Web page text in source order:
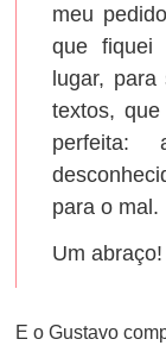
meu
que fiquei
lugar,
textos,
perfeita:
para o mal.
Um abraço!
E o Gustavo